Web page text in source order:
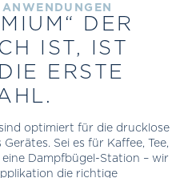
DER
IST, IST
ERSTE
optimiert für die drucklose
Sei es für Kaffee, Tee,
Dampfbügel-Station – wir
die richtige